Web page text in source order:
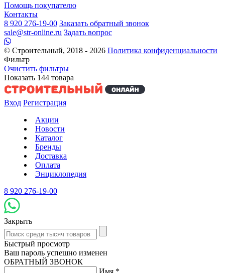
Помощь покупателю
Контакты
8 920 276-19-00 Заказать обратный звонок
sale@str-online.ru Задать вопрос
© Строительный, 2018 - 2026 Политика конфиденциальности
Фильтр
Очистить фильтры
Показать 144 товара
Вход Регистрация
Акции
Новости
Каталог
Бренды
Доставка
Оплата
Энциклопедия
8 920 276-19-00
Закрыть
Быстрый просмотр
Ваш пароль успешно изменен
ОБРАТНЫЙ ЗВОНОК
Имя *